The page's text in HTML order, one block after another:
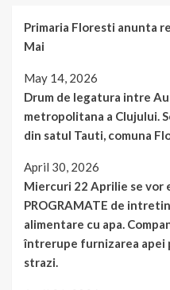
Primaria Floresti anunta
Mai
May 14, 2026
Drum de legatura intre
metropolitana a Clujului.
din satul Tauti, comuna
April 30, 2026
Miercuri 22 Aprilie se vor
PROGRAMATE de
alimentare cu apa.
întrerupe furnizarea apei
strazi.